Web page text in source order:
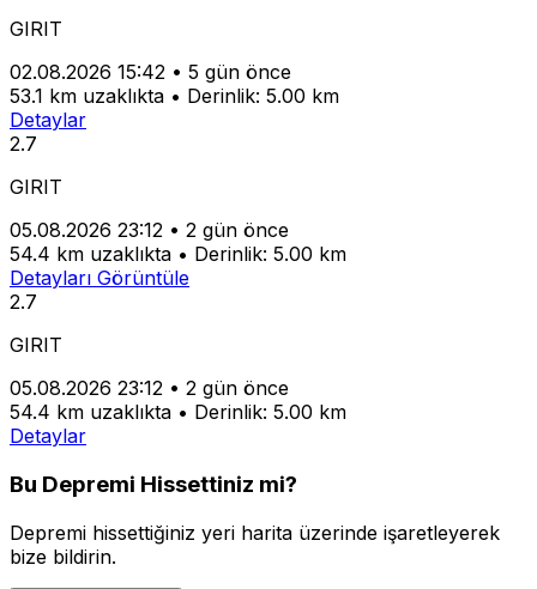
GIRIT
02.08.2026 15:42 • 5 gün önce
53.1 km uzaklıkta • Derinlik: 5.00 km
Detaylar
2.7
GIRIT
05.08.2026 23:12 • 2 gün önce
54.4 km uzaklıkta • Derinlik: 5.00 km
Detayları Görüntüle
2.7
GIRIT
05.08.2026 23:12 • 2 gün önce
54.4 km uzaklıkta • Derinlik: 5.00 km
Detaylar
Bu Depremi Hissettiniz mi?
Depremi hissettiğiniz yeri harita üzerinde işaretleyerek
bize bildirin.